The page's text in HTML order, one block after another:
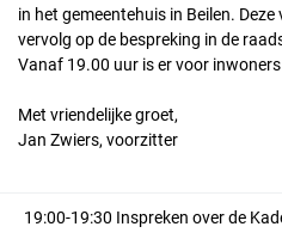
in het gemeentehuis in Beilen.
vervolg op de bespreking in de
Vanaf 19.00 uur is er voor
Met vriendelijke groet,
Jan Zwiers, voorzitter
19:00-19:30 Inspreken over de